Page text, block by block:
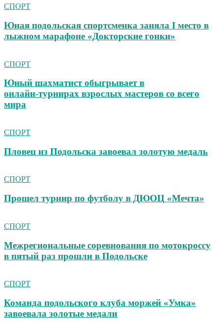
СПОРТ
Юная подольская спортсменка заняла I место в
лыжном марафоне «Докторские гонки»
СПОРТ
Юный шахматист обыгрывает в
онлайн‑турнирах взрослых мастеров со всего
мира
СПОРТ
Пловец из Подольска завоевал золотую медаль
СПОРТ
Прошел турнир по футболу в ДЮОЦ «Мечта»
СПОРТ
Межрегиональные соревнования по мотокроссу
в пятый раз прошли в Подольске
СПОРТ
Команда подольского клуба моржей «Умка»
завоевала золотые медали